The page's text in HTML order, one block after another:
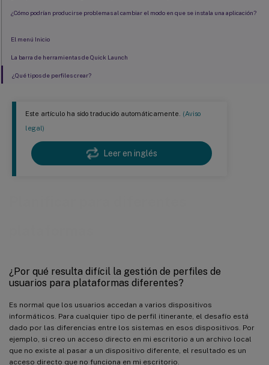
Este artículo ha sido traducido automáticamente. (Aviso
legal)
Leer en inglés
¿Por qué resulta difícil la gestión de perfiles de
usuarios para plataformas diferentes?
Es normal que los usuarios accedan a varios dispositivos
informáticos. Para cualquier tipo de perfil itinerante, el desafío está
dado por las diferencias entre los sistemas en esos dispositivos. Por
ejemplo, si creo un acceso directo en mi escritorio a un archivo local
que no existe al pasar a un dispositivo diferente, el resultado es un
acceso directo que no funciona en mi escritorio.
¿Cómo podrían producirse problemas al cambiar el modo en que se instala una aplicación?
El menú Inicio
La barra de herramientas de Quick Launch
¿Qué tipos de perfiles crear?